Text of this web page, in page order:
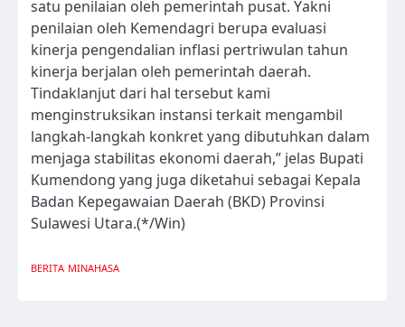
satu penilaian oleh pemerintah pusat. Yakni
penilaian oleh Kemendagri berupa evaluasi
kinerja pengendalian inflasi pertriwulan tahun
kinerja berjalan oleh pemerintah daerah.
Tindaklanjut dari hal tersebut kami
menginstruksikan instansi terkait mengambil
langkah-langkah konkret yang dibutuhkan dalam
menjaga stabilitas ekonomi daerah,” jelas Bupati
Kumendong yang juga diketahui sebagai Kepala
Badan Kepegawaian Daerah (BKD) Provinsi
Sulawesi Utara.(*/Win)
BERITA MINAHASA